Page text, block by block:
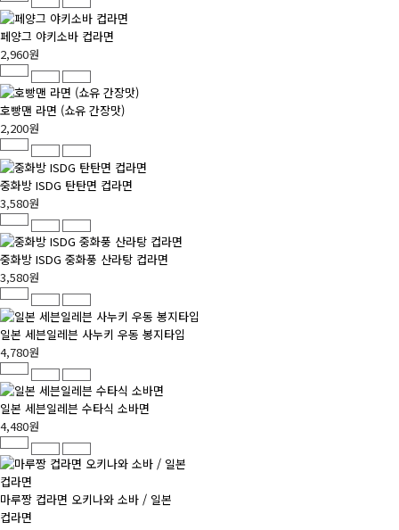
페양그 야키소바 컵라면
2,960원
호빵맨 라면 (쇼유 간장맛)
2,200원
중화방 ISDG 탄탄면 컵라면
3,580원
중화방 ISDG 중화풍 산라탕 컵라면
3,580원
일본 세븐일레븐 사누키 우동 봉지타입
4,780원
일본 세븐일레븐 수타식 소바면
4,480원
마루짱 컵라면 오키나와 소바 / 일본
컵라면